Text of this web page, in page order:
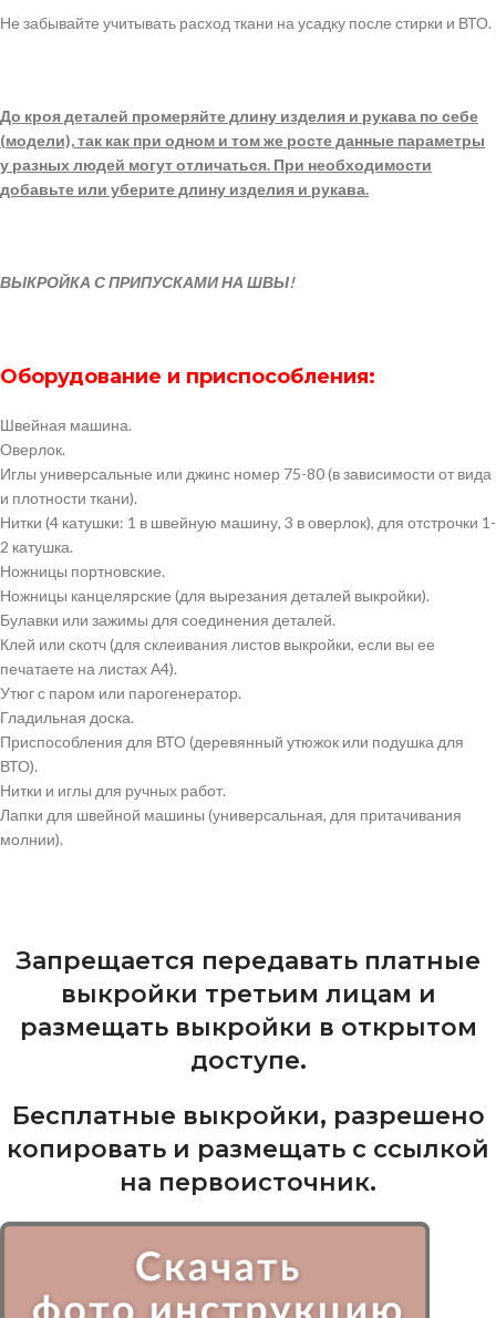
Не забывайте учитывать расход ткани на усадку после стирки и ВТО.
До кроя деталей промеряйте длину изделия и рукава по себе
(модели), так как при одном и том же росте данные параметры
у разных людей могут отличаться. При необходимости
добавьте или уберите длину изделия и рукава.
ВЫКРОЙКА С ПРИПУСКАМИ НА ШВЫ!
Оборудование и приспособления:
Швейная машина.
Оверлок.
Иглы универсальные или джинс номер 75-80 (в зависимости от вида
и плотности ткани).
Нитки (4 катушки: 1 в швейную машину, 3 в оверлок), для отстрочки 1-
2 катушка.
Ножницы портновские.
Ножницы канцелярские (для вырезания деталей выкройки).
Булавки или зажимы для соединения деталей.
Клей или скотч (для склеивания листов выкройки, если вы ее
печатаете на листах А4).
Утюг с паром или парогенератор.
Гладильная доска.
Приспособления для ВТО (деревянный утюжок или подушка для
ВТО).
Нитки и иглы для ручных работ.
Лапки для швейной машины (универсальная, для притачивания
молнии).
Запрещается передавать платные
выкройки третьим лицам и
размещать выкройки в открытом
доступе.
Бесплатные выкройки, разрешено
копировать и размещать с ссылкой
на первоисточник.